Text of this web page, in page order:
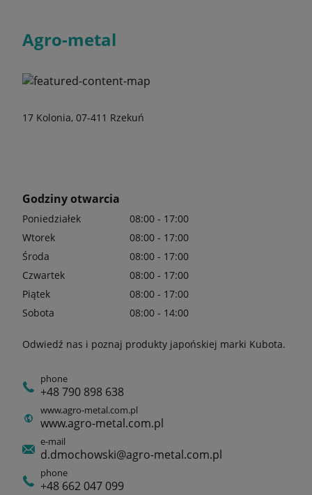
Agro-metal
17 Kolonia, 07-411 Rzekuń
Godziny otwarcia
Poniedziałek
08:00 - 17:00
Wtorek
08:00 - 17:00
Środa
08:00 - 17:00
Czwartek
08:00 - 17:00
Piątek
08:00 - 17:00
Sobota
08:00 - 14:00
Odwiedź nas i poznaj produkty japońskiej marki Kubota.
phone
+48 790 898 638
www.agro-metal.com.pl
www.agro-metal.com.pl
e-mail
d.dmochowski@agro-metal.com.pl
phone
+48 662 047 099